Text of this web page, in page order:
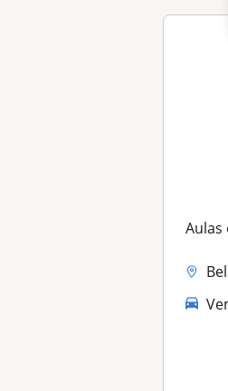
Aulas